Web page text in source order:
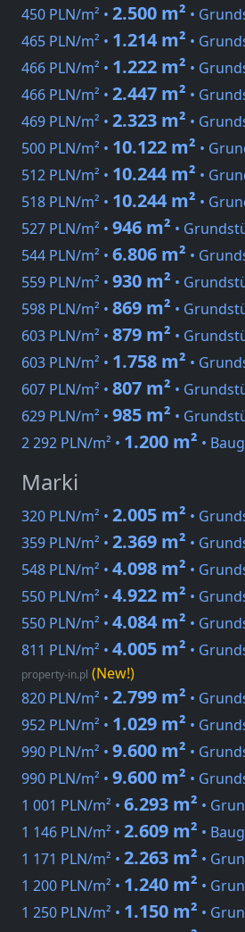
450 PLN/m² • 2.500 m² •
465 PLN/m² • 1.214 m² •
466 PLN/m² • 1.222 m² •
466 PLN/m² • 2.447 m² •
469 PLN/m² • 2.323 m² •
500 PLN/m² • 10.122 m² •
512 PLN/m² • 10.244 m² •
518 PLN/m² • 10.244 m² •
527 PLN/m² • 946 m² •
544 PLN/m² • 6.806 m² •
559 PLN/m² • 930 m² •
598 PLN/m² • 869 m² •
603 PLN/m² • 879 m² •
603 PLN/m² • 1.758 m² •
607 PLN/m² • 807 m² •
629 PLN/m² • 985 m² •
2 292 PLN/m² • 1.200 m² •
Marki
320 PLN/m² • 2.005 m² •
359 PLN/m² • 2.369 m² •
548 PLN/m² • 4.098 m² •
550 PLN/m² • 4.922 m² •
550 PLN/m² • 4.084 m² •
811 PLN/m² • 4.005 m² •
property-in.pl (New!)
820 PLN/m² • 2.799 m² •
952 PLN/m² • 1.029 m² •
990 PLN/m² • 9.600 m² •
990 PLN/m² • 9.600 m² •
1 001 PLN/m² • 6.293 m² •
1 146 PLN/m² • 2.609 m² •
1 171 PLN/m² • 2.263 m² •
1 200 PLN/m² • 1.240 m² •
1 250 PLN/m² • 1.150 m² •